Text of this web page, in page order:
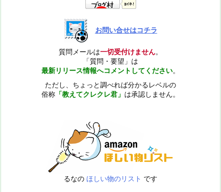
お問い合せはコチラ
質問メールは一切受付けません。
「質問・要望」は
最新リリース情報へコメントしてください。
ただし、ちょっと調べれば分かるレベルの
俗称 「教えてクレクレ君」 は承認しません。
るなの ほしい物のリスト です